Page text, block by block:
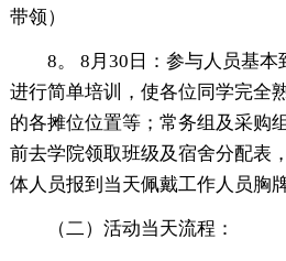
带领）
8。 8月30日：参与人员基本
进行简单培训，使各位同学完全
的各摊位位置等；常务组及采购
前去学院领取班级及宿舍分配表
体人员报到当天佩戴工作人员胸
（二）活动当天流程：